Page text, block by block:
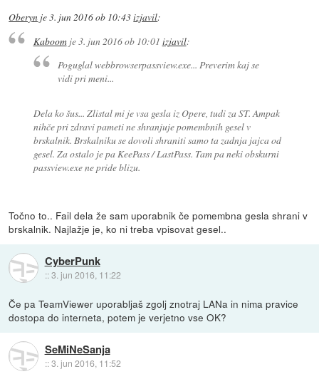
Oberyn je3. jun 2016 ob 10:43izjavil:
Kaboomje3. jun 2016 ob 10:01 izjavil:
Poguglal webbrowserpassview.exe... Preverim kaj se
vidi pri meni...
Dela ko šus... Zlistal mi je vsa gesla iz Opere, tudi za ST. Ampak
nihče pri zdravi pameti ne shranjuje pomembnih gesel v
brskalnik. Brskalniku se dovoli shraniti samo ta zadnja jajca od
gesel. Za ostalo je pa KeePass / LastPass. Tam pa neki obskurni
passview.exe ne pride blizu.
Točno to.. Fail dela že sam uporabnik če pomembna gesla shrani v
brskalnik. Najlažje je, ko ni treba vpisovat gesel..
CyberPunk
::3. jun 2016, 11:22
Če pa TeamViewer uporabljaš zgolj znotraj LANa in nima pravice
dostopa do interneta, potem je verjetno vse OK?
SeMiNeSanja
::3. jun 2016, 11:52